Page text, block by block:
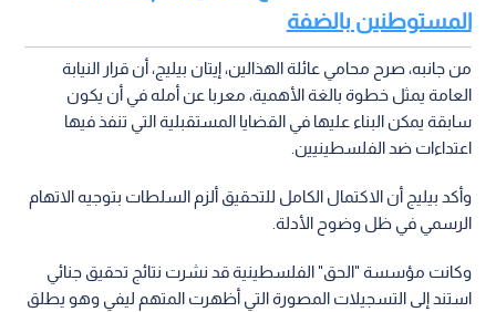
المستوطنين بالضفة
من جانبه، صرح محامي عائلة الهذالين، إيتان بيليج، أن قرار النيابة
العامة يمثل خطوة بالغة الأهمية، معربا عن أمله في أن يكون
سابقة يمكن البناء عليها في القضايا المستقبلية التي تنفذ فيها
اعتداءات ضد الفلسطينيين.
وأكد بيليج أن الاكتمال الكامل للتحقيق ألزم السلطات بتوجيه الاتهام
الرسمي في ظل وضوح الأدلة.
وكانت مؤسسة "الحق" الفلسطينية قد نشرت نتائج تحقيق جنائي
استند إلى التسجيلات المصورة التي أظهرت المتهم ليفي وهو يطلق